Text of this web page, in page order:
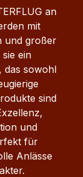
Ob
des
an
mit
und großer
ein
das sowohl
sind
und
für
Anlässe